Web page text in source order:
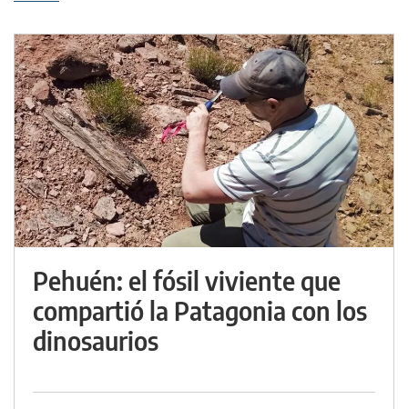
Pehuén: el fósil viviente que
compartió la Patagonia con los
dinosaurios